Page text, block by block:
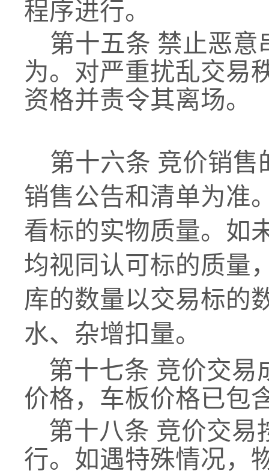
程序进行。
第十五条 禁止恶意
为。对严重扰乱交易
资格并责令其离场。
第十六条 竞价销售
销售公告和清单为准
看标的实物质量。如
均视同认可标的质量
库的数量以交易标的
水、杂增扣量。
第十七条 竞价交易
价格， 车板价格已包
第十八条 竞价交易
行。如遇特殊情况，